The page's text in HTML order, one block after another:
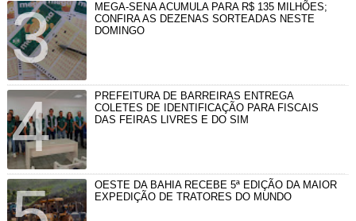
MEGA-SENA ACUMULA PARA R$ 135 MILHÕES;
CONFIRA AS DEZENAS SORTEADAS NESTE
DOMINGO
PREFEITURA DE BARREIRAS ENTREGA
COLETES DE IDENTIFICAÇÃO PARA FISCAIS
DAS FEIRAS LIVRES E DO SIM
OESTE DA BAHIA RECEBE 5ª EDIÇÃO DA MAIOR
EXPEDIÇÃO DE TRATORES DO MUNDO